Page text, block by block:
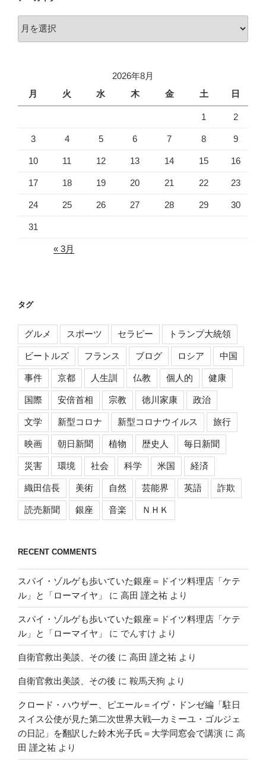
ー
2026年8月
月
火 水 木 金 土 日
1 2
3 4 5 6 7 8 9
10 11 12 13 14 15 16
17 18 19 20 21 22 23
24 25 26 27 28 29 30
31
« 3月
タグ
グルメ スポーツ セラピー トランプ大統領
ビートルズ フランス ブログ ロシア 中国
事件 京都 人生訓 仏教 個人的 健康
国際 安倍首相 宗教 徳川家康 政治
文学 新型コロナ 新型コロナウイルス 旅行
映画 朝日新聞 植物 歴史人 毎日新聞
災害 環境 社会 科学 米国 経済
織田信長 美術 自然 芸能界 英語 詐欺
読売新聞 銀座 音楽 ＮＨＫ
RECENT COMMENTS
スパイ・ゾルゲも歩いていた銀座＝ドイツ料理店「ケテ
ル」と「ローマイヤ」
に 高田 謹之祐 より
スパイ・ゾルゲも歩いていた銀座＝ドイツ料理店「ケテ
ル」と「ローマイヤ」
に でんすけ より
自衛官救出美談、その後 に 高田 謹之祐 より
自衛官救出美談、その後 に 鞍馬天狗 より
クロード・ハウザー、ピエール＝イヴ・ドンゼ編「駐日
スイス公使が見た第二次世界大戦―カミーユ・ゴルジェ
の日記」を翻訳した鈴木光子氏＝大学同窓会で講演 に 高
田 謹之祐 より